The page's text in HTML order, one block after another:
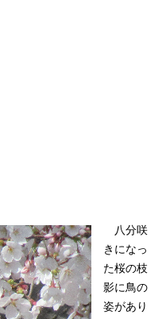
八分咲
きになっ
た桜の枝
影に鳥の
姿があり